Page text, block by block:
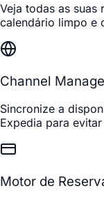
Veja todas as suas
calendário limpo e
Channel
Sincronize a
Expedia para
Motor de